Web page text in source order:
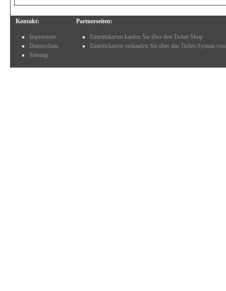
Kontakt:
Impressum
Datenschutz
Sitemap
Partnerseiten:
Eintrittskarten kaufen Sie über den Ticket-Shop
Eintrittskarten verkaufen Sie über das Ticket-System